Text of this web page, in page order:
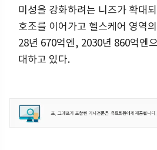
미성을 강화하려는 니즈가 확대
호조를 이어가고 헬스케어 영역
28년 670억엔, 2030년 860억엔
대하고 있다.